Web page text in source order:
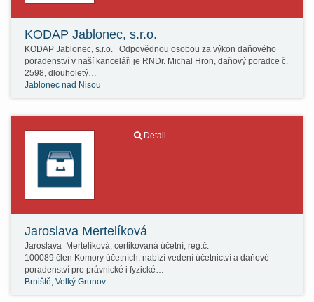
KODAP Jablonec, s.r.o.
KODAP Jablonec, s.r.o. Odpovědnou osobou za výkon daňového
poradenství v naší kanceláři je RNDr. Michal Hron, daňový poradce č.
2598, dlouholetý…
Jablonec nad Nisou
Detail
Jaroslava Mertelíková
Jaroslava Mertelíková, certikovaná účetní, reg.č.
100089 člen Komory účetních, nabízí vedení účetnictví a daňové
poradenství pro právnické i fyzické…
Brniště, Velký Grunov